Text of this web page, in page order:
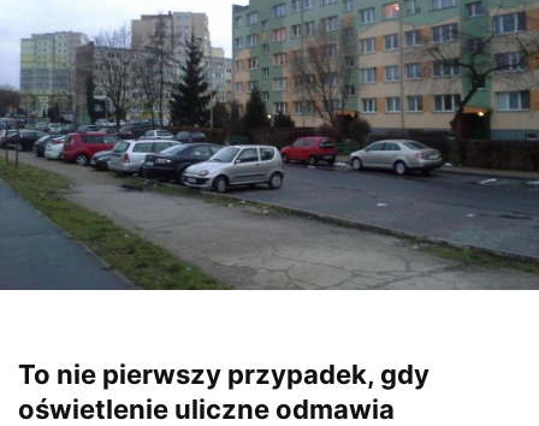
To nie pierwszy przypadek, gdy
oświetlenie uliczne odmawia